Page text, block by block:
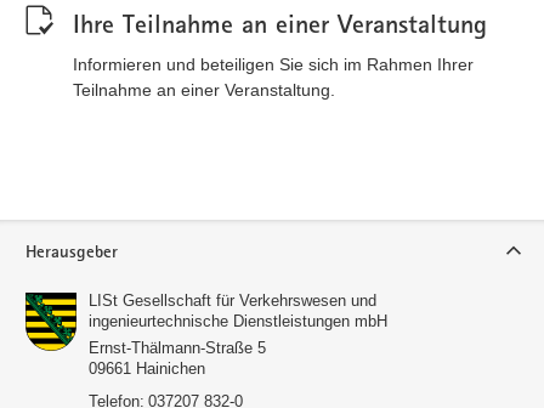
Ihre Teilnahme an einer Veranstaltung
Informieren und beteiligen Sie sich im Rahmen Ihrer
Teilnahme an einer Veranstaltung.
Herausgeber
LISt Gesellschaft für Verkehrswesen und
ingenieurtechnische Dienstleistungen mbH
Ernst-Thälmann-Straße 5
09661 Hainichen
Telefon: 037207 832-0